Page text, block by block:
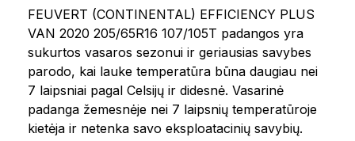
FEUVERT (CONTINENTAL) EFFICIENCY PLUS
VAN 2020 205/65R16 107/105T padangos yra
sukurtos vasaros sezonui ir geriausias savybes
parodo, kai lauke temperatūra būna daugiau nei
7 laipsniai pagal Celsijų ir didesnė. Vasarinė
padanga žemesnėje nei 7 laipsnių temperatūroje
kietėja ir netenka savo eksploatacinių savybių.